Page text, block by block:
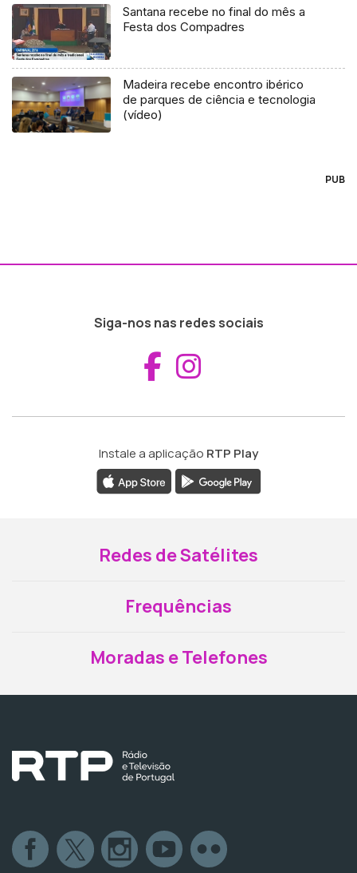
Santana recebe no final do mês a
Festa dos Compadres
Madeira recebe encontro ibérico
de parques de ciência e tecnologia
(vídeo)
PUB
Siga-nos nas redes sociais
Aceder ao
Instale a aplicação RTP Play
Redes de Satélites
Frequências
Moradas e Telefones